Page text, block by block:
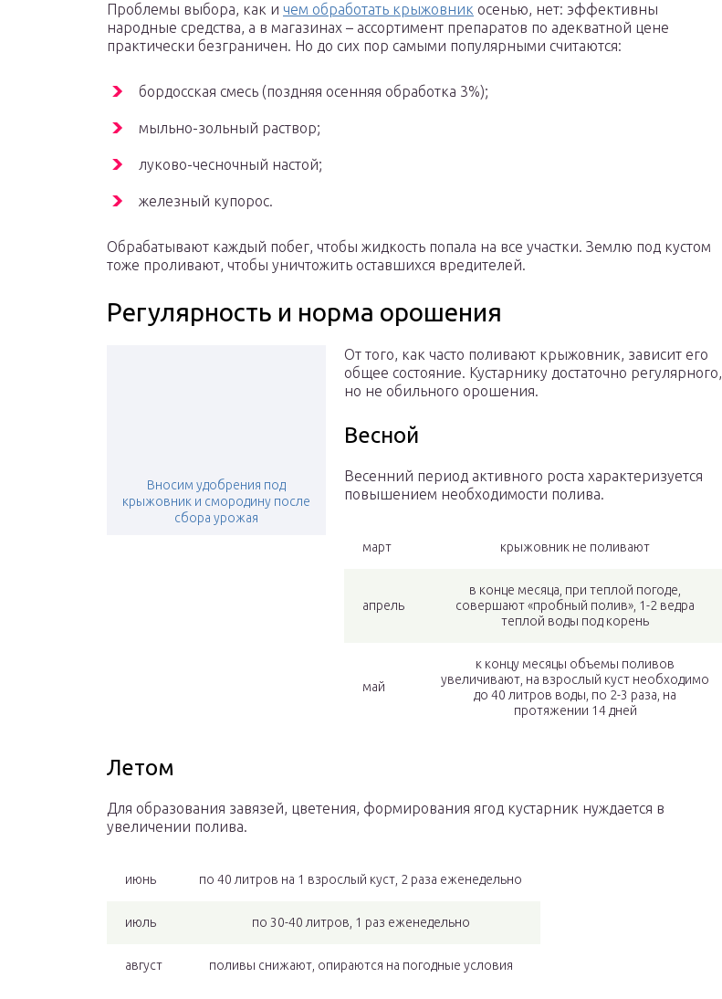
Проблемы выбора, как и чем обработать крыжовник осенью, нет: эффективны
народные средства, а в магазинах – ассортимент препаратов по адекватной цене
практически безграничен. Но до сих пор самыми популярными считаются:
бордосская смесь (поздняя осенняя обработка 3%);
мыльно-зольный раствор;
луково-чесночный настой;
железный купорос.
Обрабатывают каждый побег, чтобы жидкость попала на все участки. Землю под кустом
тоже проливают, чтобы уничтожить оставшихся вредителей.
Регулярность и норма орошения
Вносим удобрения под
крыжовник и смородину после
сбора урожая
От того, как часто поливают крыжовник, зависит его
общее состояние. Кустарнику достаточно регулярного,
но не обильного орошения.
Весной
Весенний период активного роста характеризуется
повышением необходимости полива.
март крыжовник не поливают
апрель
в конце месяца, при теплой погоде,
совершают «пробный полив», 1-2 ведра
теплой воды под корень
май
к концу месяцы объемы поливов
увеличивают, на взрослый куст необходимо
до 40 литров воды, по 2-3 раза, на
протяжении 14 дней
Летом
Для образования завязей, цветения, формирования ягод кустарник нуждается в
увеличении полива.
июнь по 40 литров на 1 взрослый куст, 2 раза еженедельно
июль по 30-40 литров, 1 раз еженедельно
август поливы снижают, опираются на погодные условия